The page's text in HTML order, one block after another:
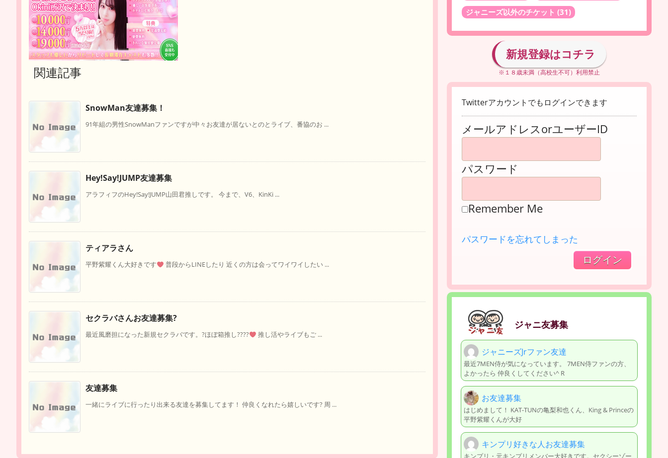
関連記事
SnowMan友達募集！
91年組の男性SnowManファンですが中々お友達が居ないとのとライブ、番協のお ...
Hey!Say!JUMP友達募集
アラフィフのHey!Say!JUMP山田君推しです。 今まで、V6、KinKi ...
ティアラさん
平野紫耀くん大好きです 普段からLINEしたり 近くの方は会ってワイワイしたい ...
セクラバさんお友達募集?
最近風磨担になった新規セクラバです。?ほぼ箱推し???? 推し活やライブもご ...
友達募集
一緒にライブに行ったり出来る友達を募集してます！ 仲良くなれたら嬉しいです? 周 ...
ジャニーズ以外のチケット (31)
新規登録はコチラ
※１８歳未満（高校生不可）利用禁止
Twitterアカウントでもログインできます
メールアドレスorユーザーID
パスワード
Remember Me
パスワードを忘れてしまった
ジャニ友募集
ジャニーズJrファン友達
最近7MEN侍が気になっています。 7MEN侍ファンの方、
よかったら 仲良くしてください^ R
お友達募集
はじめまして！ KAT-TUNの亀梨和也くん、King & Princeの
平野紫耀くんが大好
キンプリ好きな人お友達募集
キンプリ・元キンプリメンバー大好きです。セクシーゾー